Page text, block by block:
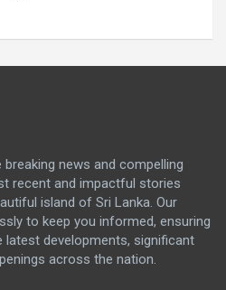
news and compelling
recent and impactful stories
island of Sri Lanka. Our
to keep you informed, ensuring
developments, significant
across the nation.